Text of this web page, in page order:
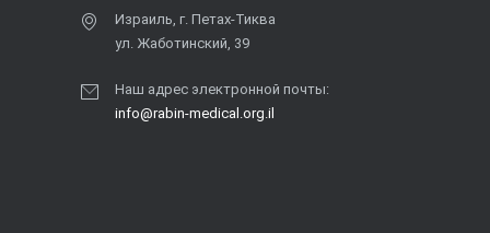
Израиль, г. Петах-Тиква
ул. Жаботинский, 39
Наш адрес электронной почты:
info@rabin-medical.org.il